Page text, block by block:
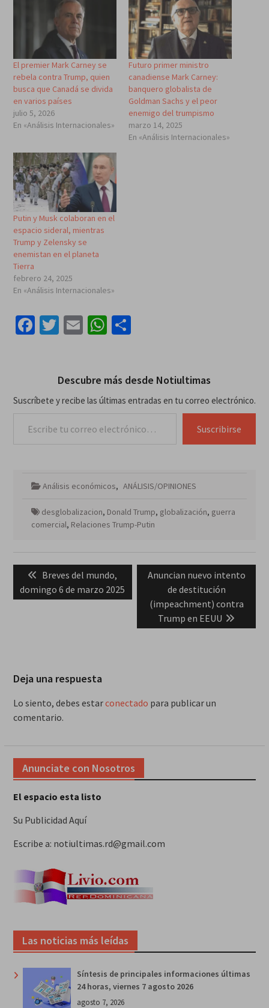
El premier Mark Carney se
rebela contra Trump, quien
busca que Canadá se divida
en varios países
julio 5, 2026
En «Análisis Internacionales»
Futuro primer ministro
canadiense Mark Carney:
banquero globalista de
Goldman Sachs y el peor
enemigo del trumpismo
marzo 14, 2025
En «Análisis Internacionales»
Putin y Musk colaboran en el
espacio sideral, mientras
Trump y Zelensky se
enemistan en el planeta
Tierra
febrero 24, 2025
En «Análisis Internacionales»
Facebook
Twitter
EmailWhatsApp
Compartir
Descubre más desde Notiultimas
Suscríbete y recibe las últimas entradas en tu correo electrónico.
Suscribirse
Análisis económicos, ANÁLISIS/OPINIONES
desglobalizacion, Donald Trump, globalización, guerra
comercial, Relaciones Trump-Putin
entradas
Previous
post:
Breves del mundo,
domingo 6 de marzo 2025
Next
post:
Anuncian nuevo intento
de destitución
(impeachment) contra
Trump en EEUU
Deja una respuesta
Lo siento, debes estarconectado para publicar un
comentario.
Anunciate con Nosotros
El espacio esta listo
Su Publicidad Aquí
Escribe a: notiultimas.rd@gmail.com
Las noticias más leídas
Síntesis de principales informaciones últimas
24 horas, viernes 7 agosto 2026
agosto 7, 2026